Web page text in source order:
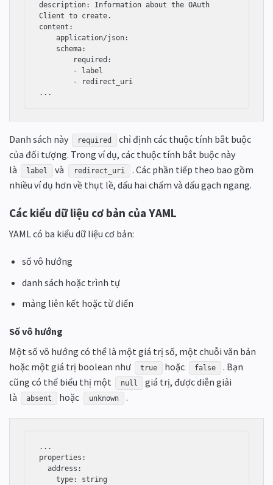
description: Information about the OAuth
Client to create.
content:
    application/json:
...
Danh sách này required
chỉ định các thuộc tính bắt buộc
của đối tượng. Trong ví dụ, các thuộc tính bắt buộc này
là
label và redirect_uri
. Các phần tiếp theo bao gồm
nhiều ví dụ hơn về thụt lề, dấu hai chấm và dấu gạch ngang.
Các kiểu dữ liệu cơ bản của YAML
YAML có ba kiểu dữ liệu cơ bản:
số vô hướng
danh sách hoặc trình tự
mảng liên kết hoặc từ điển
Số vô hướng
Một số vô hướng có thể là một giá trị số, một chuỗi văn bản
hoặc một giá trị boolean như
true hoặc false
. Bạn
cũng có thể biểu thị một
null
giá trị, được diễn giải
là
absent hoặc unknown .
...
properties:
  address:
    type: string